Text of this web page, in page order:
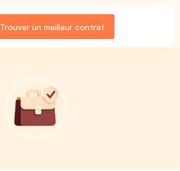
Trouver un meilleur contrat